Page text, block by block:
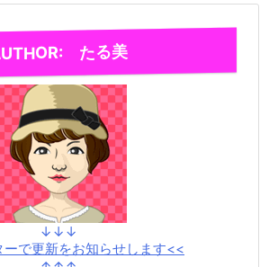
たる美
↓↓↓
で更新をお知らせします<<